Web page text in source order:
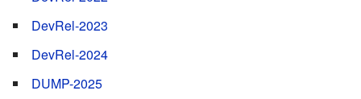
DevRel-2023
DevRel-2024
DUMP-2025